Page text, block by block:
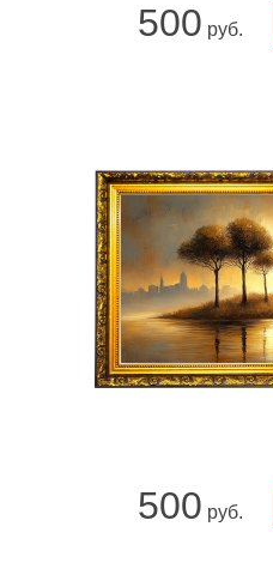
500 руб.
500 руб.